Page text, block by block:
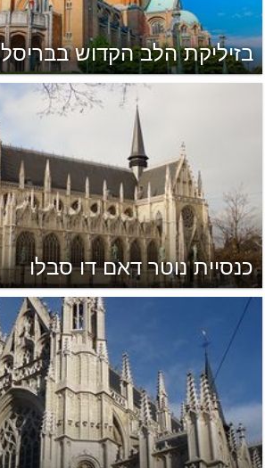
בזיליקת הלב הקדוש בבריסל
כנסיית נוטר דאם דו סבלו